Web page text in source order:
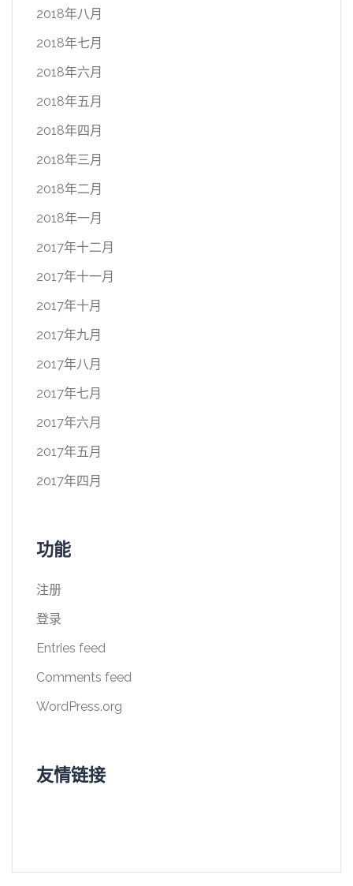
2018年八月
2018年七月
2018年六月
2018年五月
2018年四月
2018年三月
2018年二月
2018年一月
2017年十二月
2017年十一月
2017年十月
2017年九月
2017年八月
2017年七月
2017年六月
2017年五月
2017年四月
功能
注册
登录
Entries feed
Comments feed
WordPress.org
友情链接